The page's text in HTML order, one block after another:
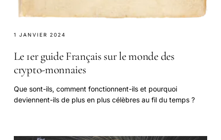
1 JANVIER 2024
Le 1er guide Français sur le monde des
crypto-monnaies
Que sont-ils, comment fonctionnent-ils et pourquoi
deviennent-ils de plus en plus célèbres au fil du temps ?